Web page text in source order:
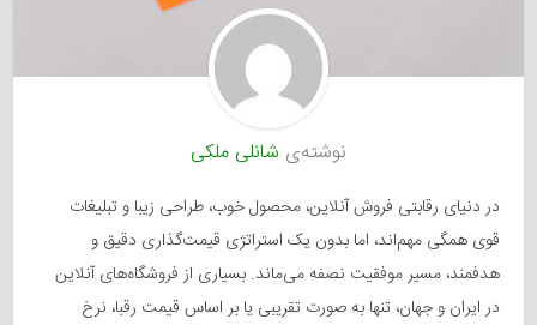
نوشته‌ی شانلی ملکی
در دنیای رقابتی فروش آنلاین، محصول خوب، طراحی زیبا و تبلیغات
قوی همگی مهم‌اند، اما بدون یک استراتژی قیمت‌گذاری دقیق و
هدفمند، مسیر موفقیت نصفه می‌ماند. بسیاری از فروشگاه‌های آنلاین
در ایران و جهان، تنها به صورت تقریبی یا بر اساس قیمت رقبا، نرخ